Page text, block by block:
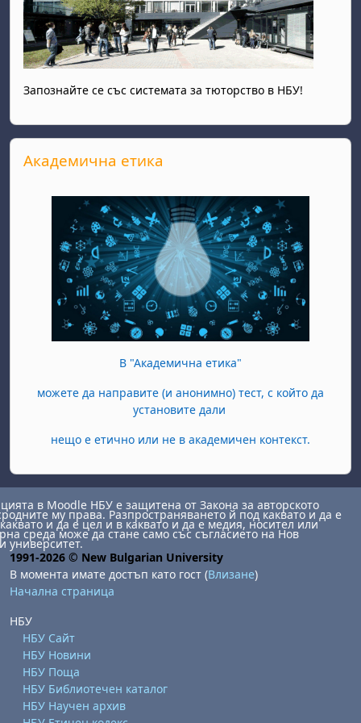
Запознайте се със системата за тюторство в НБУ!
Прескочи Академична етика
Академична етика
В "Академична етика"
можете да направите (и анонимно) тест, с който да
установите дали
нещо е етично или не в академичен контекст.
в Moodle НБУ е защитена от Закона за авторското
му права. Разпространяването й под каквато и да е
и да е цел и в каквато и да е медия, носител или
среда може да стане само със съгласието на Нов
университет.
1991-2026 © New Bulgarian University
В момента имате достъп като гост (Влизане)
Начална страница
НБУ
НБУ Сайт
НБУ Новини
НБУ Поща
НБУ Библиотечен каталог
НБУ Научен архив